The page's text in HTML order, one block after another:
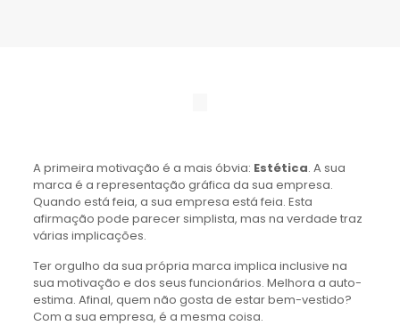
A primeira motivação é a mais óbvia: Estética. A sua
marca é a representação gráfica da sua empresa.
Quando está feia, a sua empresa está feia. Esta
afirmação pode parecer simplista, mas na verdade traz
várias implicações.
Ter orgulho da sua própria marca implica inclusive na
sua motivação e dos seus funcionários. Melhora a auto-
estima. Afinal, quem não gosta de estar bem-vestido?
Com a sua empresa, é a mesma coisa.